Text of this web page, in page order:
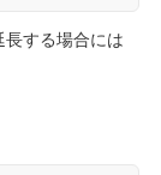
する場合には